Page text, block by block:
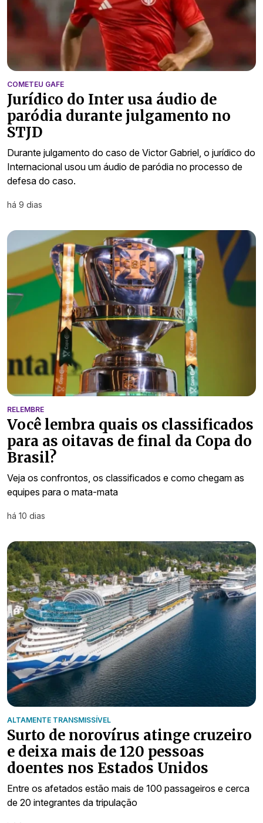
COMETEU GAFE
Jurídico do Inter usa áudio de
paródia durante julgamento no
STJD
Durante julgamento do caso de Victor Gabriel, o jurídico do
Internacional usou um áudio de paródia no processo de
defesa do caso.
há 9 dias
RELEMBRE
Você lembra quais os classificados
para as oitavas de final da Copa do
Brasil?
Veja os confrontos, os classificados e como chegam as
equipes para o mata-mata
há 10 dias
ALTAMENTE TRANSMISSÍVEL
Surto de norovírus atinge cruzeiro
e deixa mais de 120 pessoas
doentes nos Estados Unidos
Entre os afetados estão mais de 100 passageiros e cerca
de 20 integrantes da tripulação